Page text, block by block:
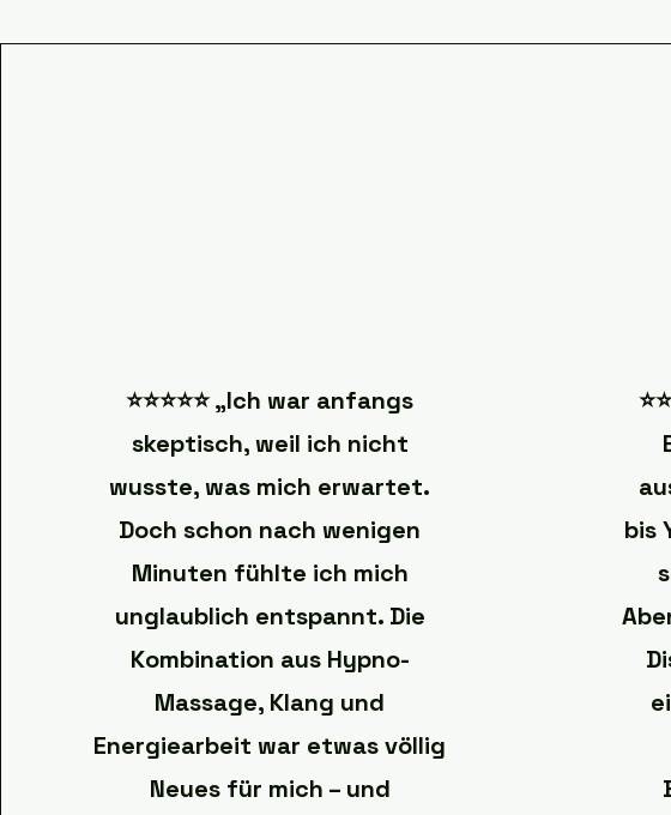
⭐️⭐️⭐️⭐️⭐️ „Ich war anfangs
skeptisch, weil ich nicht
wusste, was mich erwartet.
Doch schon nach wenigen
Minuten fühlte ich mich
unglaublich entspannt. Die
Kombination aus Hypno-
Massage, Klang und
Energiearbeit war etwas völlig
Neues für mich – und
bis